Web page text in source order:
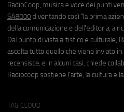
RadioCoop, musica e voce dei punti
SA8000 diventando così "la prima
della comunicazione e dell'editoria, a
Dal punto di vista artistico e culturale,
ascolta tutto quello che viene inviato in
recensisce, e in alcuni casi, chiede
Radiocoop sostiene l'arte, la cultura e
TAG CLOUD